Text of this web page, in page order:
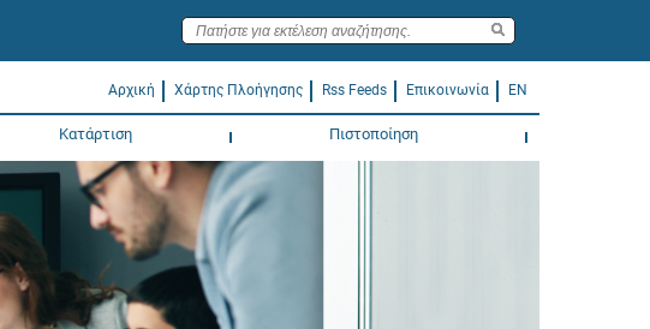
Αρχική Χάρτης Πλοήγησης Rss Feeds Επικοινωνία EN
Κατάρτιση Πιστοποίηση